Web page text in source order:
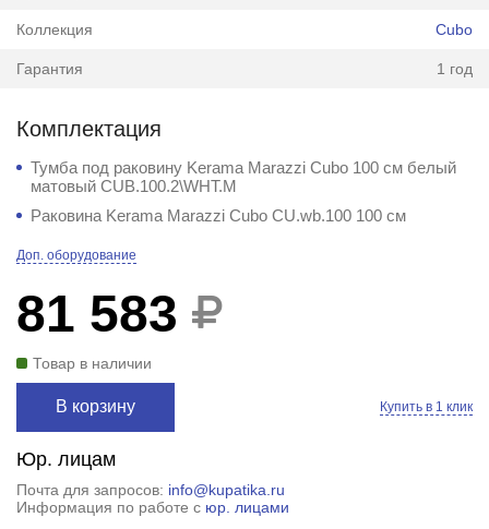
Коллекция Cubo
Гарантия 1 год
Комплектация
Тумба под раковину Kerama Marazzi Cubo 100 см белый
матовый CUB.100.2\WHT.M
Раковина Kerama Marazzi Cubo CU.wb.100 100 см
Доп. оборудование
81 583
Товар в наличии
В корзину Купить в 1 клик
Юр. лицам
Почта для запросов: info@kupatika.ru
Информация по работе с юр. лицами